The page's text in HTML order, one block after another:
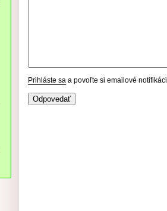
Prihláste sa a povoľte si emailové